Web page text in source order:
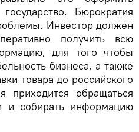
Бюрократия
Инвестор должен
получить всю
для того чтобы
бизнеса, а также
товара до российского
приходится обращаться
и собирать информацию